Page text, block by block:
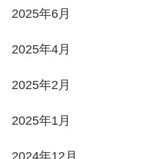
2025年6月
2025年4月
2025年2月
2025年1月